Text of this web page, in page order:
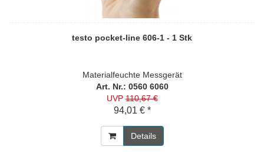
testo pocket-line 606-1 - 1 Stk
Materialfeuchte Messgerät
Art. Nr.: 0560 6060
UVP110,67 €
94,01 € *
Details